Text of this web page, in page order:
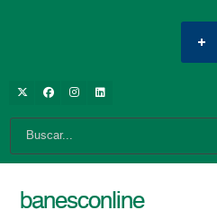
banesconline